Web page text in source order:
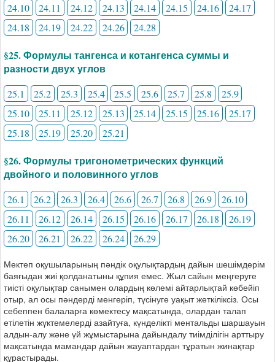
24.10
24.11 24.12 24.13 24.14 24.15 24.16
24.17
24.18
24.19 24.22 24.26 24.28
§25. Формулы тангенса и котангенса суммы и
разности двух углов
25.1 25.2 25.3 25.4 25.5 25.6 25.7 25.8
25.9
25.10
25.11 25.12 25.13 25.14 25.15 25.16
25.17
25.18
25.19 25.20 25.21
§26. Формулы тригонометрических функций
двойного и половинного углов
26.1 26.2 26.3 26.4 26.6 26.7 26.8 26.9
26.10
26.11
26.12 26.14 26.15 26.16 26.17 26.18
26.19
26.20
26.21 26.22 26.24 26.29
Мектеп оқушыларының пәндік оқулықтардың дайын шешімдерім
баяғыдан жиі қолданатыны құпия емес. Жыл сайын меңгеруге
тиісті оқулықтар санымен олардың көлемі айтарлықтай көбейіп
отыр, ал осы пәндерді менгеріп, түсінуге уақыт жеткіліксіз. Осы
себеппен балаларға көмектесу мақсатында, олардан талап
етілетін жүктемелерді азайтуға, күнделікті ментальды шаршауын
алдын-алу және үй жұмыстарына дайындалу тиімділігін арттыру
мақсатында мамандар дайын жауаптардан тұратын жинақтар
құрастырады.